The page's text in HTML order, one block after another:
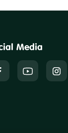
Media